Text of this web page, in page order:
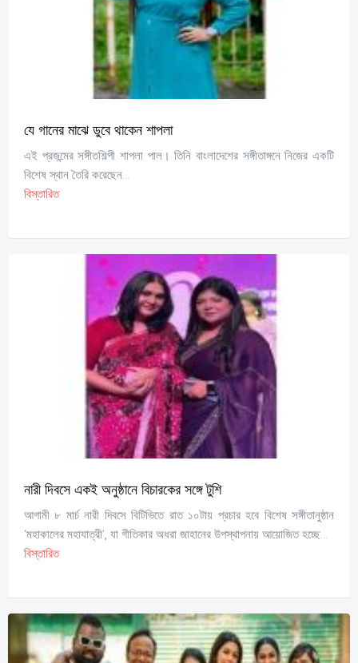
যে গানের মাঝে ডুবে থাকেন শাপলা
এই প্রজন্মের সঙ্গীতশিল্পী শাপলা পাল। তিনি বাংলাদেশের সঙ্গীতাঙ্গনে নিজের একটি
বিশেষ স্থান তৈরি করেছেন...
বিস্তারিত
নারী দিবসে একই অনুষ্ঠানে বিচারকের সঙ্গে টুশি
আগামী ৮ মার্চ নারী দিবসে বিটিভিতে রাত ১০টায় প্রচার হবে বিশেষ সঙ্গীতানুষ্ঠান
‘মহাকালের মহাযাত্রী’, যা গীতিকার অধরা জাহানের উপস্থাপনায় আয়োজিত হচ্ছে...
বিস্তারিত